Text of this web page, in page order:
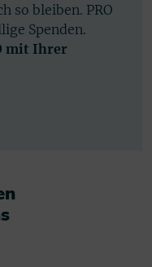
so bleiben. PRO
Spenden.
mit Ihrer